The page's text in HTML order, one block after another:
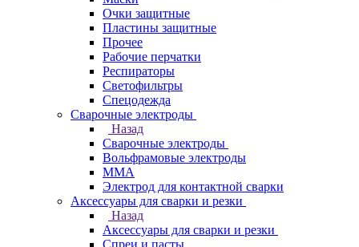
Очки защитные
Пластины защитные
Прочее
Рабочие перчатки
Респираторы
Светофильтры
Спецодежда
Сварочные электроды
Назад
Сварочные электроды
Вольфрамовые электроды
ММА
Электрод для контактной сварки
Аксессуары для сварки и резки
Назад
Аксессуары для сварки и резки
Спреи и пасты